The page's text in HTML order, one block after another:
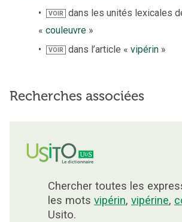
VOIR
dans les unités lexicales
« couleuvre »
VOIR dans l’article «vipérin »
Recherches associées
Chercher toutes les
les mots vipérin, vipérine,
Usito.